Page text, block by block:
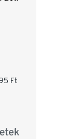
Ft
34